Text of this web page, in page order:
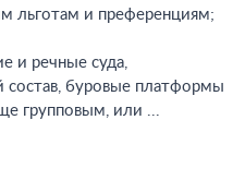
льготам и преференциям;
и речные суда,
буровые платформы
групповым, или ...